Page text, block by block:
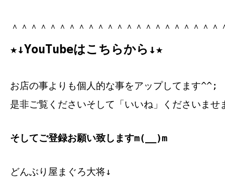
＾＾＾＾＾＾＾＾＾＾＾＾＾＾＾＾＾＾＾＾＾
★↓YouTubeはこちらから↓★
お店の事よりも個人的な事をアップしてます^^;
是非ご覧くださいそして「いいね」くださいませ
そしてご登録お願い致しますm(__)m
どんぶり屋まぐろ大将↓